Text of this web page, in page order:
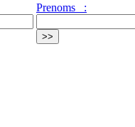
Prenoms :